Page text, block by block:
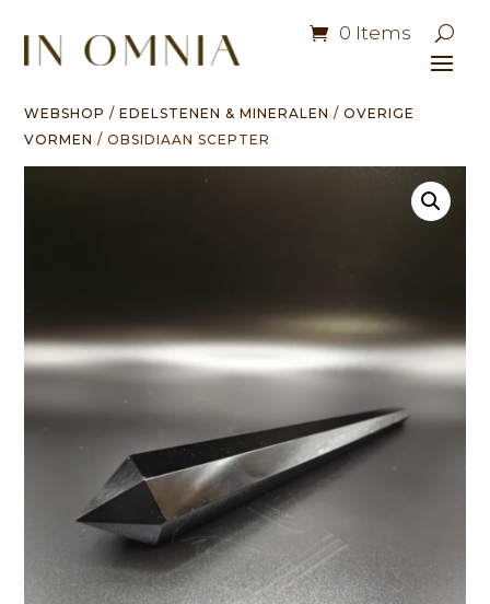
0 Items
WEBSHOP /EDELSTENEN & MINERALEN /OVERIGE
VORMEN / OBSIDIAAN SCEPTER